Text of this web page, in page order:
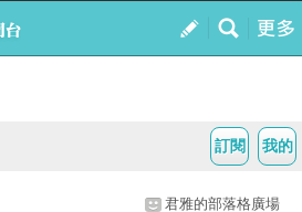
我的
訂閱
君雅的部落格廣場